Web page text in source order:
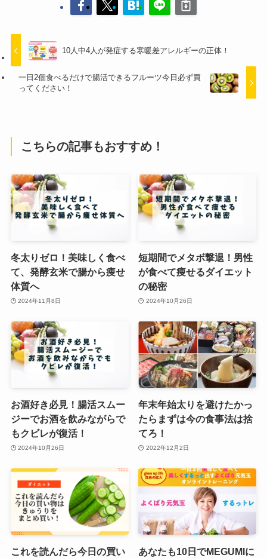
10人中4人が発症する寒暖差アレルギーの正体！
一日2個食べるだけで腸活できるフルーツ今日必ず買
ってください！
こちらの記事もおすすめ！
冬太りゼロ！美味しく食べ
て、発酵玄米で腸から痩せ
体質へ
2024年11月8日
短期間でメタボ撃退！男性
が食べて痩せるダイエット
の秘密
2024年10月26日
お酒好き必見！腸活スムー
ジーでお酒を飲みながらで
もクビレが復活！
2024年10月26日
年末年始太りを避けたかっ
たらまずは今の食事法は捨
てろ！
2022年12月2日
これを読んだら今日の買い
あなたも10日でMEGUMIに